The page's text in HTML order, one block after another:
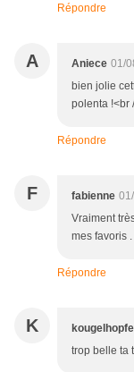
Répondre
A Aniece 01/
bien jolie
polenta !<br
Répondre
F fabienne
Vraiment
mes favoris
Répondre
K
trop belle ta